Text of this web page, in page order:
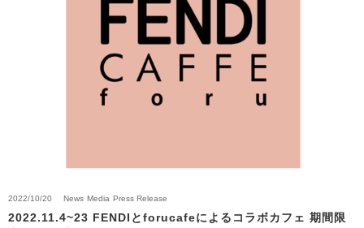
2022/10/20 News Media Press Release
2022.11.4~23 FENDIとforucafeによるコラボカフェ 期間限